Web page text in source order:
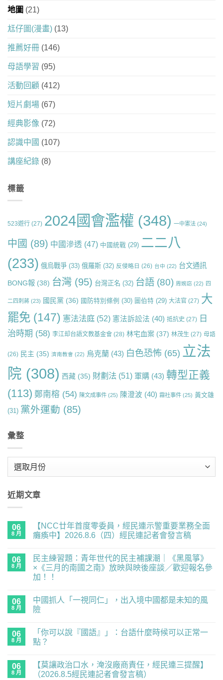
地圖 (21)
尪仔圖(漫畫) (13)
推薦好冊 (146)
母語學習 (95)
活動回顧 (412)
短片劇場 (67)
經典影像 (72)
認識中國 (107)
講座紀錄 (8)
標籤
523遊行 (27) 2024國會濫權 (348) 一中憲法 (24)
中國 (89) 中國滲透 (47) 中國統戰 (29) 二二八
(233) 俄烏戰爭 (33) 俄羅斯 (32) 反侵略日 (26) 台中 (22) 台文通訊
BONG報 (38) 台灣 (95) 台灣正名 (32) 台語 (80) 周婉窈 (22) 四
二四刺蔣 (23) 國民黨 (36) 國防特別條例 (30) 圖伯特 (29) 大法官 (27) 大
罷免 (147) 憲法法庭 (52) 憲法訴訟法 (40) 抵抗史 (27) 日
治時期 (58) 李江却台語文教基金會 (28) 林宅血案 (37) 林茂生 (27) 母語
(26) 民主 (35) 濟南教會 (22) 烏克蘭 (43) 白色恐怖 (65) 立法
院 (308) 西藏 (35) 財劃法 (51) 軍購 (43) 轉型正義
(113) 鄭南榕 (54) 陳文成事件 (25) 陳澄波 (40) 霧社事件 (25) 黃文雄
(31) 黨外運動 (85)
彙整
近期文章
06
8 月
【NCC廿年首度零委員，經民連示警重要業務全面
癱瘓中】2026.8.6（四）經民連記者會發言稿
廿
首
度
員，
經
民
要
留
言
06
8 月
民主練習題：青年世代的民主補課潮｜《黑風箏》
×《三月的南國之南》放映與映後座談／歡迎報名參
加！！
主
練
習
世
代
留
言
06
8 月
中國抓人「一視同仁」，出入境中國都是未知的風
險
抓
人
仁」，
言
06
8 月
「你可以說『國語』」：台語什麼時候可以正常一
點？
06
8 月
【莫讓政治口水，淹沒廠商責任，經民連三提醒】
（2026.8.5經民連記者會發言稿）